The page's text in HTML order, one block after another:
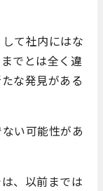
て社内にはな
でとは全く違
な発見がある
い可能性があ
、以前までは